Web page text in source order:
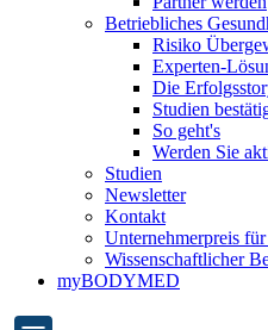
Betriebliches
Risiko
Experten-
Die
Studien
So geht's
Werden Sie
Studien
Newsletter
Kontakt
Unternehmerpreis
Wissenschaftlicher
myBODYMED